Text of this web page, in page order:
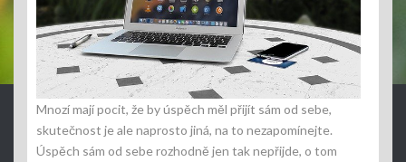
Mnozí mají pocit, že by úspěch měl přijít sám od sebe,
skutečnost je ale naprosto jiná, na to nezapomínejte.
Úspěch sám od sebe rozhodně jen tak nepřijde, o tom